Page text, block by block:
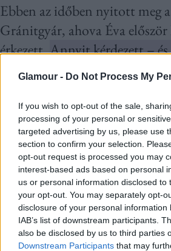
Glamour - Do Not Process My
If you wish to opt-out of the sale,
processing of your personal or
targeted advertising by us, please use
section to confirm your selection.
opt-out request is processed you may
interest-based ads based on personal
us or personal information disclosed to
your opt-out. You may separately opt-
disclosure of your personal information
IAB’s list of downstream participants.
also be disclosed by us to third parties
Downstream Participants that may
Ebben az időben nyitott meg
Gránitgyár, ahova Éva
érkezett.Annyit kérdezett –
hogy végül felvették dolgozni.
hogy meglássa és megmutassa a
tömeggyártásban:
amelyek aztán számtalan
megjelentek.Első önálló
budapesti, majd külföldi
az 1920-as évek közepén a
is dicséretet kaptak a
tárgyai.